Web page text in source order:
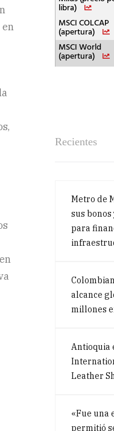
en
Recientes
Metro de
sus
para
alcance
millones
Antioquia
Leather
«Fue una
permitió